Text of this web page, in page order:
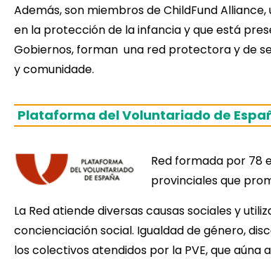
Además, son miembros de ChildFund
en la protección de la infancia y que está
Gobiernos, forman una red protectora y de
y comunidade.
Plataforma del Voluntariado de
Red formada por 78
provinciales que
La Red atiende diversas causas sociales y
concienciación social. Igualdad de género,
los colectivos atendidos por la PVE, que aúna